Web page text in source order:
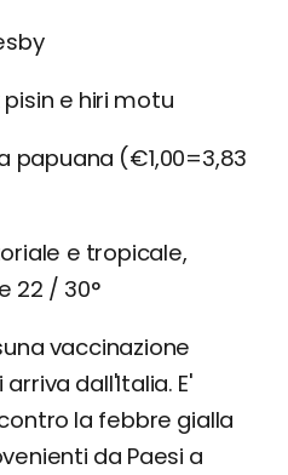
e hiri motu
papuana (€1,00=3,83
e tropicale,
22 / 30°
vaccinazione
dall'Italia. E'
la febbre gialla
da Paesi a